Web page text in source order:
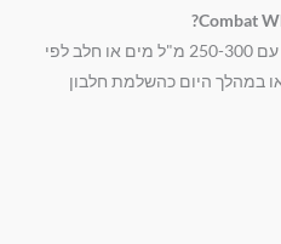
לערבב כף מדידה אחת (כ-30 גרם) עם 250-300 מ"ל מים או חלב לפי
במהלך היום כהשלמת חלבון